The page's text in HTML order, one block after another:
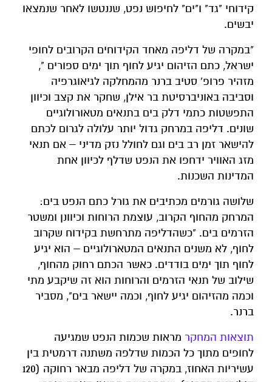
קידוחי "גד" ו"ים" לחיפוש נפט, שננטשו לאחר שנמצאו
יבשים.
"במקרה של דליפה מאחד הקידוחים הקרובים לחופי
ישראל, כתם הזיהום יגיע לחוף תוך ימים ספורים ",
מזהיר פרופ' סטיב ברנר מהמחלקה לגיאוגרפיה
וסביבה באוניברסיטת בר אילן, שחקר את קצב וכיוון
התפשטות כתמי דלק בים בתנאים מטאורולוגיים
שונים. דליפה במרחק גדול יותר עלולה לגרום לכתם
להישאר זמן רב בים וגם לחולל נזק מדיני – אם תנאי
מזג האוויר ידחפו את הנפט שדלף לכיוון אחת
המדינות השכנות.
שלושה גורמים מכתיבים את גורל כתם הנפט בים:
המרחק מהחוף הקרוב, עוצמת הרוחות וכיוונן ומשטר
הזרמים בים. "כשהדליפה מתרחשת בקידוח שקרוב
לחוף, לא משנים התנאים המטארולוגיים – הוא יגיע
לחוף תוך ימים בודדים. כאשר הכתם רחוק מהחוף,
שילוב של תנאי הזרמים והרוחות הוא זה שיקבע מתי
וכמה מהזיהום יגיע לחוף, וכמה יישאר בים", מסביר
ברנר.
תוצאות המחקר מראות שכמות הנפט שמגיעה
לחופים מתוך כל הכמות שדלפה משתנה דרמטית בין
עשיריות האחוז, במקרה של דליפה מבאר רחוקה (120